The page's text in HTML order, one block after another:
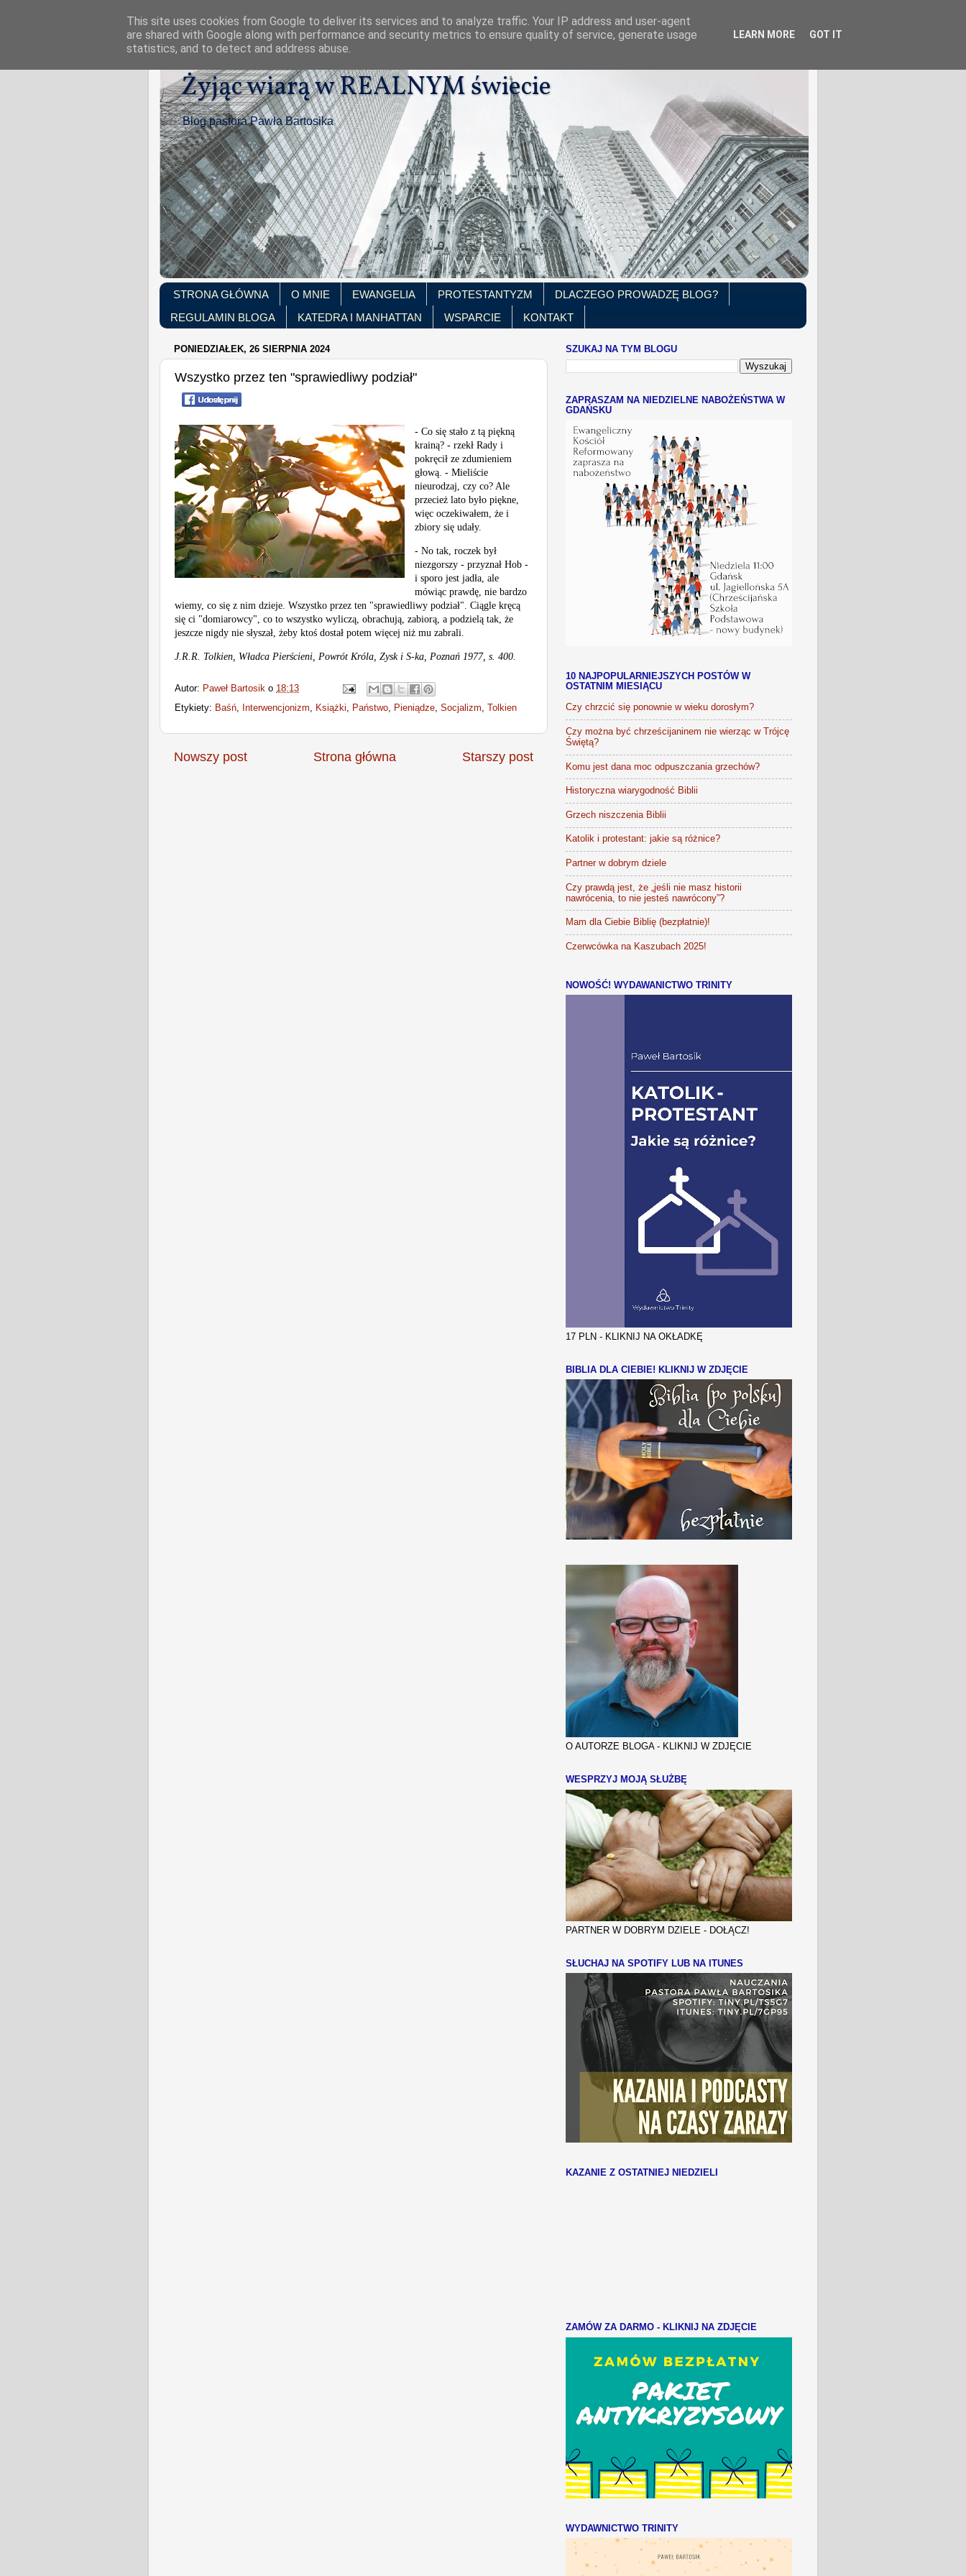
Żyjąc wiarą w REALNYM świecie
Blog pastora Pawła Bartosika
STRONA GŁÓWNA O MNIE EWANGELIA PROTESTANTYZM
DLACZEGO PROWADZĘ BLOG?
REGULAMIN BLOGA
KATEDRA I MANHATTAN WSPARCIE KONTAKT
PONIEDZIAŁEK, 26 SIERPNIA 2024
Wszystko przez ten "sprawiedliwy podział"
- Co się stało z tą piękną
krainą? - rzekł Rady i
pokręcił ze zdumieniem
głową. - Mieliście
nieurodzaj, czy co? Ale
przecież lato było piękne,
więc oczekiwałem, że i
zbiory się udały.
- No tak, roczek był
niezgorszy - przyznał Hob -
i sporo jest jadła, ale
mówiąc prawdę, nie bardzo
wiemy, co się z nim dzieje. Wszystko przez ten "sprawiedliwy podział". Ciągle kręcą
się ci "domiarowcy", co to wszystko wyliczą, obrachują, zabiorą, a podzielą tak, że
jeszcze nigdy nie słyszał, żeby ktoś dostał potem więcej niż mu zabrali.
J.R.R. Tolkien, Władca Pierścieni, Powrót Króla, Zysk i S-ka, Poznań 1977, s. 400.
Autor: Paweł Bartosik o 18:13
Etykiety: Baśń, Interwencjonizm, Książki, Państwo, Pieniądze, Socjalizm, Tolkien
Nowszy post Starszy post
Strona główna
SZUKAJ NA TYM BLOGU
ZAPRASZAM NA NIEDZIELNE NABOŻEŃSTWA W
GDAŃSKU
10 NAJPOPULARNIEJSZYCH POSTÓW W
OSTATNIM MIESIĄCU
Czy chrzcić się ponownie w wieku dorosłym?
Czy można być chrześcijaninem nie wierząc w Trójcę
Świętą?
Komu jest dana moc odpuszczania grzechów?
Historyczna wiarygodność Biblii
Grzech niszczenia Biblii
Katolik i protestant: jakie są różnice?
Partner w dobrym dziele
Czy prawdą jest, że „jeśli nie masz historii
nawrócenia, to nie jesteś nawrócony”?
Mam dla Ciebie Biblię (bezpłatnie)!
Czerwcówka na Kaszubach 2025!
NOWOŚĆ! WYDAWANICTWO TRINITY
17 PLN - KLIKNIJ NA OKŁADKĘ
BIBLIA DLA CIEBIE! KLIKNIJ W ZDJĘCIE
O AUTORZE BLOGA - KLIKNIJ W ZDJĘCIE
WESPRZYJ MOJĄ SŁUŻBĘ
PARTNER W DOBRYM DZIELE - DOŁĄCZ!
SŁUCHAJ NA SPOTIFY LUB NA ITUNES
KAZANIE Z OSTATNIEJ NIEDZIELI
ZAMÓW ZA DARMO - KLIKNIJ NA ZDJĘCIE
WYDAWNICTWO TRINITY
This site uses cookies from Google to deliver its services and to analyze traffic. Your IP address and user-agent
are shared with Google along with performance and security metrics to ensure quality of service, generate usage
statistics, and to detect and address abuse.
LEARN MORE GOT IT